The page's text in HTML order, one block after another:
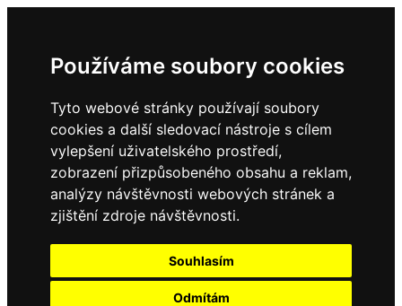
Používáme soubory cookies
Tyto webové stránky používají soubory
cookies a další sledovací nástroje s cílem
vylepšení uživatelského prostředí,
zobrazení přizpůsobeného obsahu a reklam,
analýzy návštěvnosti webových stránek a
zjištění zdroje návštěvnosti.
Souhlasím
Odmítám